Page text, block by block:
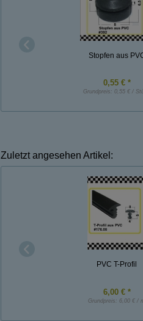
Stopfen aus
0,55 € *
Grundpreis: 0,55 € /
Zuletzt angesehen Artikel:
PVC T-Profil
6,00 € *
Grundpreis: 6,00 € /